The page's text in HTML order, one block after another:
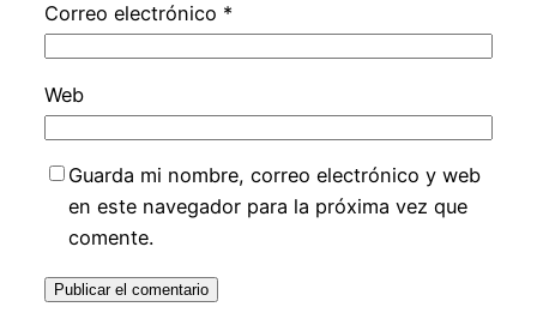
Correo electrónico *
Web
Guarda mi nombre, correo electrónico y web
en este navegador para la próxima vez que
comente.